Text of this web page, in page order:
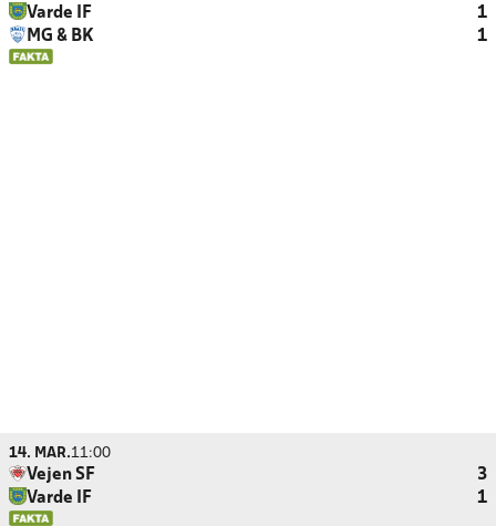
Varde IF
1
MG & BK
1
14. MAR.11:00
Vejen SF
3
Varde IF
1